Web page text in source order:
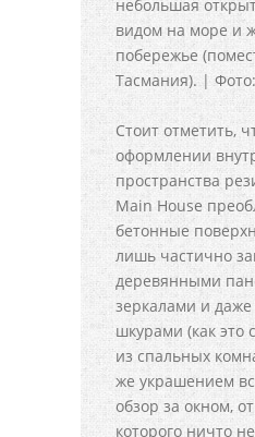
небольшая
видом на море и
побережье
Тасмания). |
Стоит отметить,
оформлении
пространства
Main House
бетонные
лишь частично
деревянными
зеркалами и
шкурами (как это
из спальных
же украшением
обзор за окном,
которого ничто